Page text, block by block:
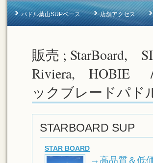
パドル葉山SUPベース 店舗アクセス
販売 ; StarBoard,
Riviera, HOBIE
ックブレードパド
STARBOARD SUP
STAR BOARD
→高品質＆低